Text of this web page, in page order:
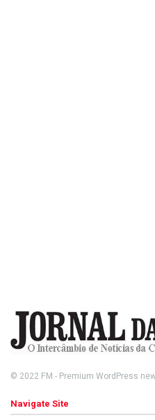
© 2022 FM - Premium WordPress
Navigate Site